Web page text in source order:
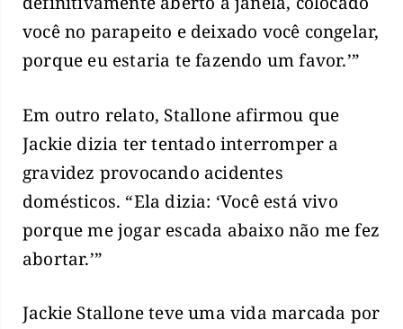
você no parapeito e deixado você congelar,
porque eu estaria te fazendo um favor.’”
Em outro relato, Stallone afirmou que
Jackie dizia ter tentado interromper a
gravidez provocando acidentes
domésticos. “Ela dizia: ‘Você está vivo
porque me jogar escada abaixo não me fez
abortar.’”
Jackie Stallone teve uma vida marcada por